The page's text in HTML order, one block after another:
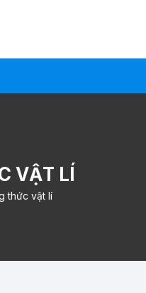
VẬT LÍ
thức vật lí